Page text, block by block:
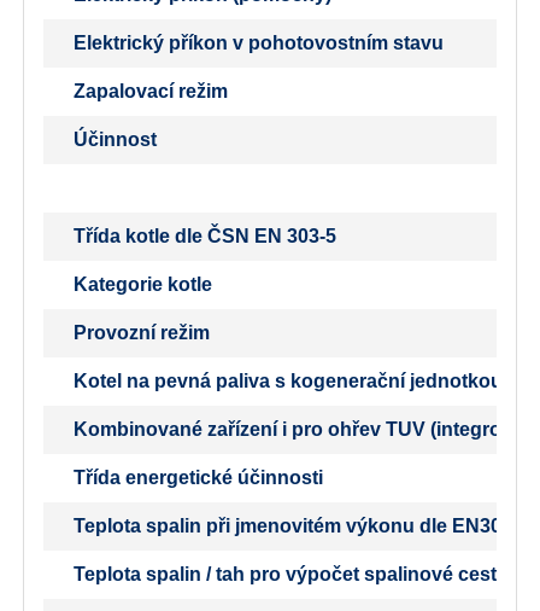
Elektrický příkon v pohotovostním stavu
Zapalovací režim
Účinnost
Třída kotle dle ČSN EN 303-5
Kategorie kotle
Provozní režim
Kotel na pevná paliva s kogenerační jednotkou
Kombinované zařízení i pro ohřev TUV
Třída energetické účinnosti
Teplota spalin při jmenovitém výkonu dle EN303-5
Teplota spalin / tah pro výpočet spalinové cesty